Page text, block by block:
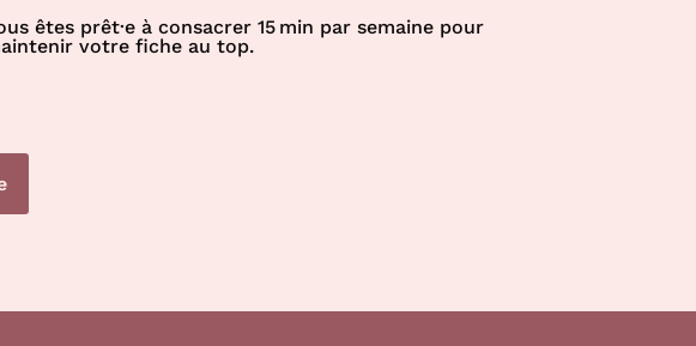
êtes prêt·e à consacrer 15 min par semaine pour
votre fiche au top.